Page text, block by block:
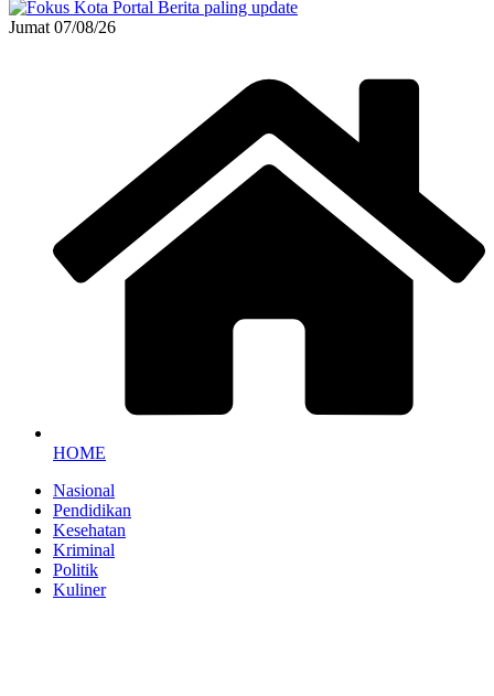
Jumat 07/08/26
HOME
Nasional
Pendidikan
Kesehatan
Kriminal
Politik
Kuliner